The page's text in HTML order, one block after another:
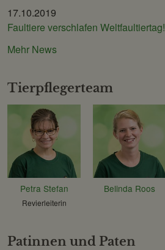
17.10.2019
Faultiere verschlafen Weltfaultiertag!
Mehr News
Tierpflegerteam
Petra Stefan
Revierleiterin
Belinda Roos
Patinnen und Paten